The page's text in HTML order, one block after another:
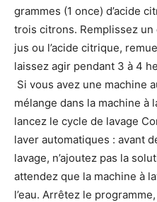
grammes (1 once) d’acide
trois citrons. Remplissez un
jus ou l’acide citrique,
laissez agir pendant 3 à 4
Si vous avez une machine
mélange dans la machine à
lancez le cycle de lavage
laver automatiques : avant
lavage, n’ajoutez pas la
attendez que la machine à
l’eau. Arrêtez le